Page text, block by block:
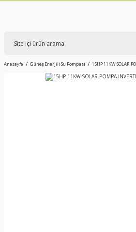
Anasayfa Güneş Enerjili Su Pompası 15HP 11KW SOLAR